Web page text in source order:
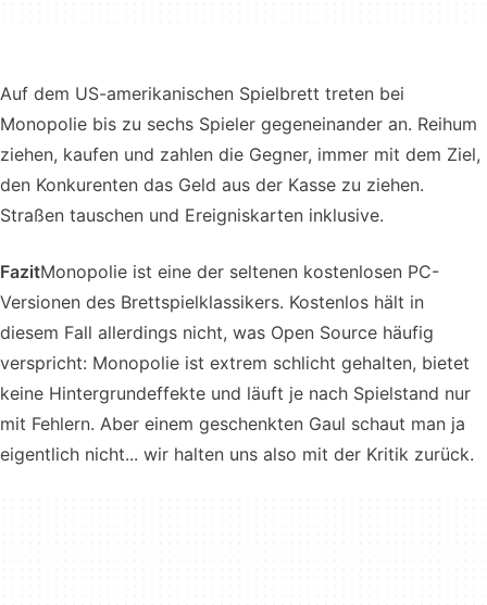
Auf dem US-amerikanischen Spielbrett treten bei
Monopolie bis zu sechs Spieler gegeneinander an. Reihum
ziehen, kaufen und zahlen die Gegner, immer mit dem Ziel,
den Konkurenten das Geld aus der Kasse zu ziehen.
Straßen tauschen und Ereigniskarten inklusive.
FazitMonopolie ist eine der seltenen kostenlosen PC-
Versionen des Brettspielklassikers. Kostenlos hält in
diesem Fall allerdings nicht, was Open Source häufig
verspricht: Monopolie ist extrem schlicht gehalten, bietet
keine Hintergrundeffekte und läuft je nach Spielstand nur
mit Fehlern. Aber einem geschenkten Gaul schaut man ja
eigentlich nicht... wir halten uns also mit der Kritik zurück.